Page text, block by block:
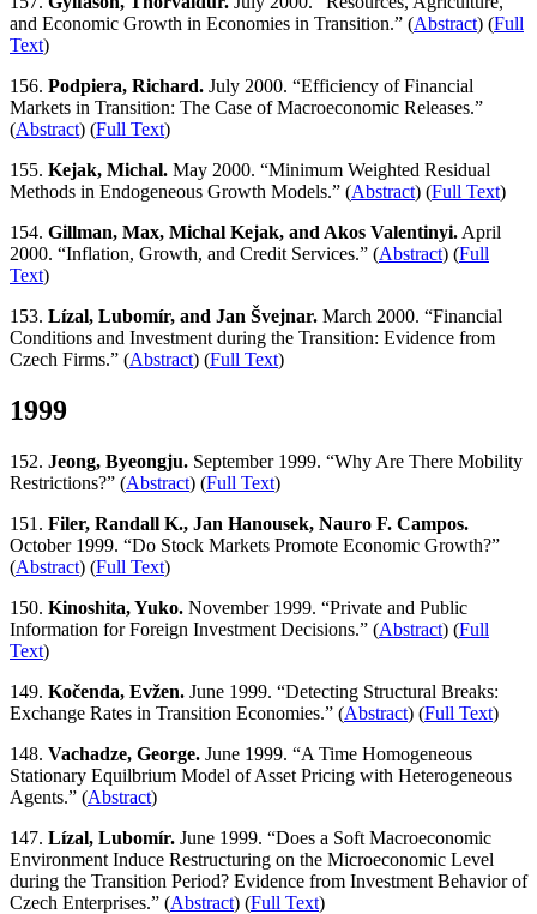
and Economic Growth in Economies in Transition.” (Abstract) (Full
Text)
156. Podpiera, Richard. July 2000. “Efficiency of Financial
Markets in Transition: The Case of Macroeconomic Releases.”
(Abstract) (Full Text)
155. Kejak, Michal. May 2000. “Minimum Weighted Residual
Methods in Endogeneous Growth Models.” (Abstract) (Full Text)
154. Gillman, Max, Michal Kejak, and Akos Valentinyi. April
2000. “Inflation, Growth, and Credit Services.” (Abstract) (Full
Text)
153. Lízal, Lubomír, and Jan Švejnar. March 2000. “Financial
Conditions and Investment during the Transition: Evidence from
Czech Firms.” (Abstract) (Full Text)
1999
152. Jeong, Byeongju. September 1999. “Why Are There Mobility
Restrictions?” (Abstract) (Full Text)
151. Filer, Randall K., Jan Hanousek, Nauro F. Campos.
October 1999. “Do Stock Markets Promote Economic Growth?”
(Abstract) (Full Text)
150. Kinoshita, Yuko. November 1999. “Private and Public
Information for Foreign Investment Decisions.” (Abstract) (Full
Text)
149. Kočenda, Evžen. June 1999. “Detecting Structural Breaks:
Exchange Rates in Transition Economies.” (Abstract) (Full Text)
148. Vachadze, George. June 1999. “A Time Homogeneous
Stationary Equilbrium Model of Asset Pricing with Heterogeneous
Agents.” (Abstract)
147. Lízal, Lubomír. June 1999. “Does a Soft Macroeconomic
Environment Induce Restructuring on the Microeconomic Level
during the Transition Period? Evidence from Investment Behavior of
Czech Enterprises.” (Abstract) (Full Text)